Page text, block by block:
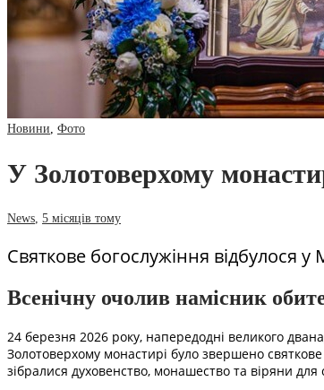
Новини Фото
У Золотоверхому
News 5 місяців тому
Святкове богослужіння відбулося
Всенічну очолив намісник
24 березня 2026 року, напередодні великого
Золотоверхому монастирі було звершено
зібралися духовенство, монашество та віряни